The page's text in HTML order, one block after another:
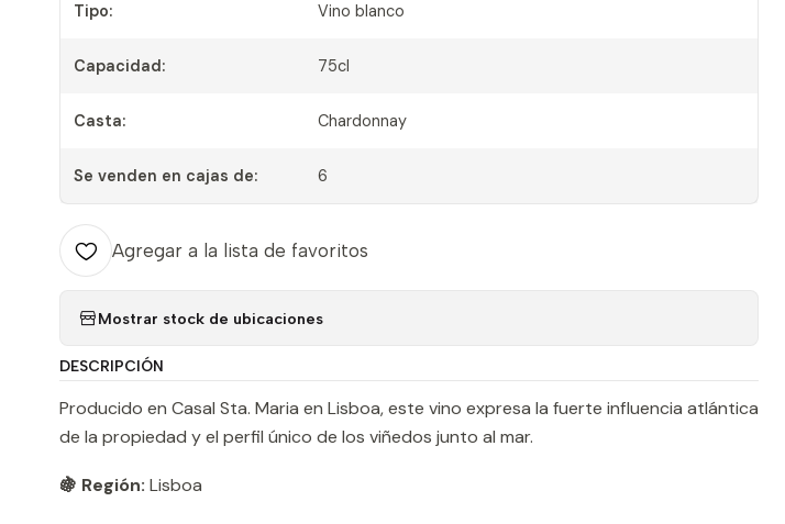
Tipo: Vino blanco
Capacidad: 75cl
Casta: Chardonnay
Se venden en cajas de: 6
Agregar a la lista de favoritos
Mostrar stock de ubicaciones
DESCRIPCIÓN
Producido en Casal Sta. Maria en Lisboa, este vino expresa la fuerte influencia atlántica
de la propiedad y el perfil único de los viñedos junto al mar.
🍇 Región: Lisboa